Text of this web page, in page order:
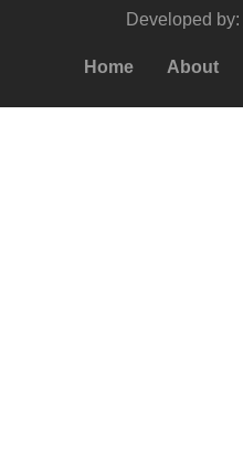
Developed by:
Home About